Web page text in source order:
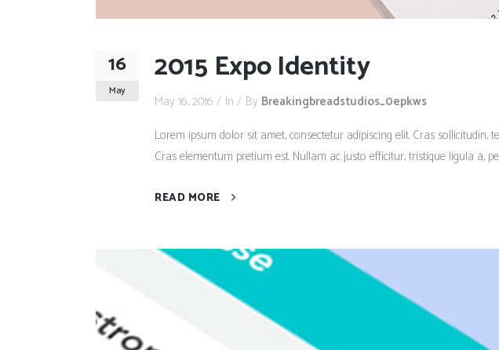
16
May
2015 Expo Identity
May 16, 2016 In By Breakingbreadstudios_0epkws
Lorem ipsum dolor sit amet, consectetur adipiscing elit. Cras
Cras elementum pretium est. Nullam ac justo efficitur, tristique ligula a,
READ MORE